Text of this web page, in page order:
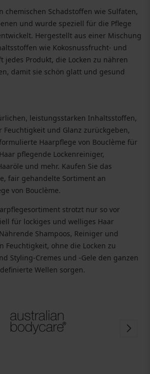
chemischen Schadstoffen wie Sulfaten,
und wurde speziell für die Pflege
Hergestellt aus einer Mischung
wie Kokosnussfrucht- und
jedes Produkt, die Locken zu nähren
damit sie schön glatt und gesund
leistungsstarken Inhaltsstoffen,
Feuchtigkeit und Glanz zurückgeben,
Haarpflege von Bouclème für
pflegende Lockenreiniger,
und mehr. Kaufen Sie das
fair gehandelte Sortiment an
von Bouclème.
strotzt nur so vor
für lockiges und welliges Haar
Shampoos, Reiniger und
Feuchtigkeit, ohne die Locken zu
Styling-Cremes und -Gele den ganzen
Wellen sorgen.